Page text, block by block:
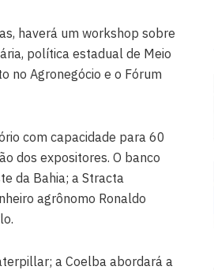
haverá um workshop sobre
política estadual de Meio
no Agronegócio e o Fórum
com capacidade para 60
dos expositores. O banco
da Bahia; a Stracta
agrônomo Ronaldo
a Coelba abordará a